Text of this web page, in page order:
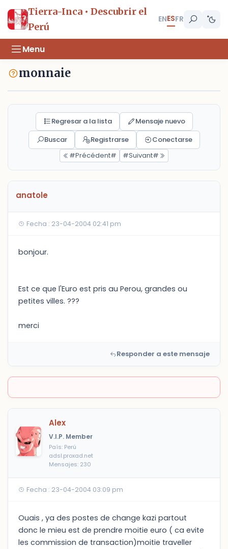
Tierra-Inca • Descubrir el
Perú
ENESFR
Menu
monnaie
Regresar a la lista
Mensaje nuevo
Buscar
Registrarse
Conectarse
#Précédent#
#Suivant#
anatole
Fecha : 23-04-2004 02:41 pm
bonjour.
Est ce que l'Euro est pris au Perou, grandes ou
petites villes. ???
merci
Responder a este mensaje
Alex
V.I.P. Member
País: Perú
adsl.proxad.net
Mensajes: 230
Fecha : 23-04-2004 03:09 pm
Ouais , ya des postes de change kazi partout
donc le mieu est de prendre moitie euro ( ca evite
les commission de transaction)moitie traveller